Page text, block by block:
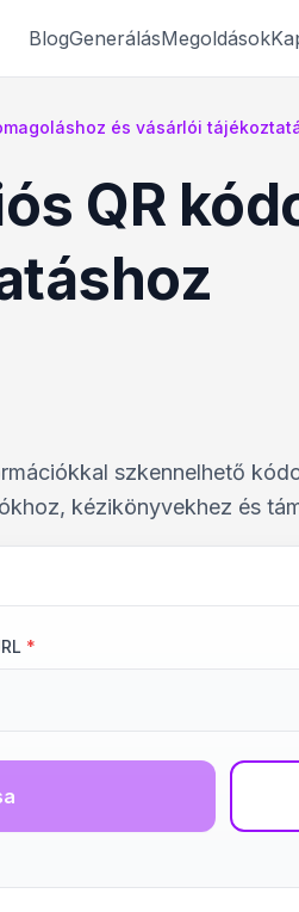
BlogGenerálásMegoldások
és vásárlói
QR
szkennelhető
kézikönyvekhez és
*